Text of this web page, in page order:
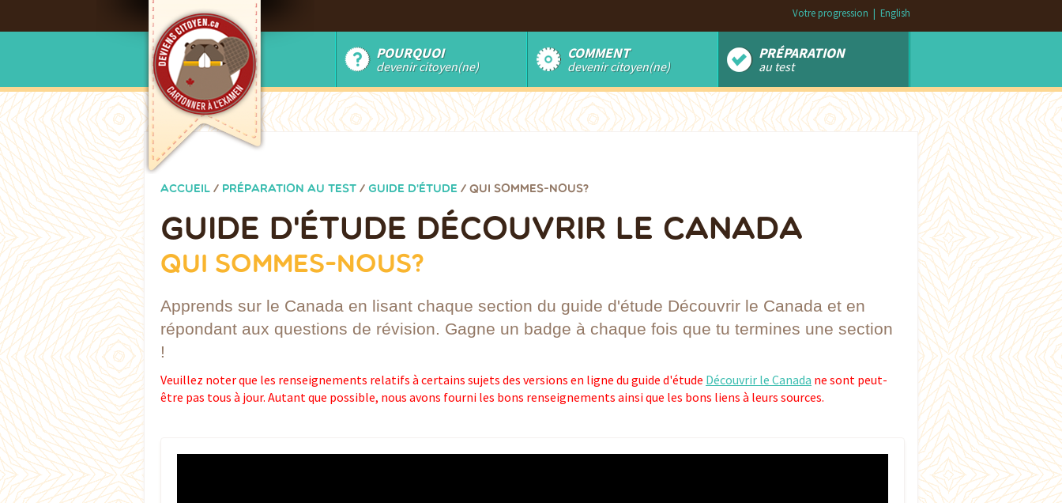
Votre progression | English
POURQUOI
devenir citoyen(ne)
COMMENT
devenir citoyen(ne)
PRÉPARATION
au test
ACCUEIL / PRÉPARATION AU TEST / GUIDE D'ÉTUDE / QUI SOMMES-NOUS?
GUIDE D'ÉTUDE DÉCOUVRIR LE CANADA
QUI SOMMES-NOUS?
Apprends sur le Canada en lisant chaque section du guide d'étude Découvrir le Canada et en
répondant aux questions de révision. Gagne un badge à chaque fois que tu termines une section
!
Veuillez noter que les renseignements relatifs à certains sujets des versions en ligne du guide d'étude Découvrir le Canada ne sont peut-
être pas tous à jour. Autant que possible, nous avons fourni les bons renseignements ainsi que les bons liens à leurs sources.